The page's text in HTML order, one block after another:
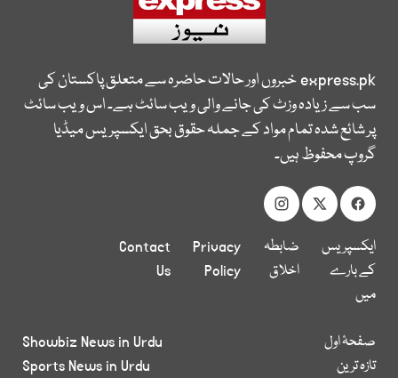
express.pkخبروں اور حالات حاضرہ سے متعلق پاکستان کی
سب سے زیادہ وزٹ کی جانے والی ویب سائٹ ہے۔ اس ویب سائٹ
پر شائع شدہ تمام مواد کے جملہ حقوق بحق ایکسپریس میڈیا
گروپ محفوظ ہیں۔
ایکسپریس
کے بارے
میں
ضابطہ
اخلاق
Privacy
Policy
Contact
Us
صفحۂ اول
تازہ ترین
Showbiz News in Urdu
Sports News in Urdu